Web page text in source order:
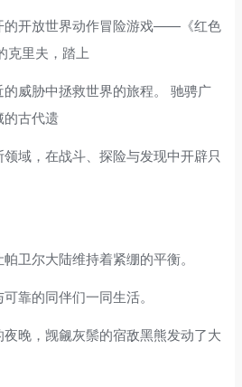
的开放世界动作冒险游戏——《红色
克里夫，踏上
威胁中拯救世界的旅程。 驰骋广
的古代遗
域，在战斗、探险与发现中开辟只
卫尔大陆维持着紧绷的平衡。
靠的同伴们一同生活。
晚，觊觎灰鬃的宿敌黑熊发动了大